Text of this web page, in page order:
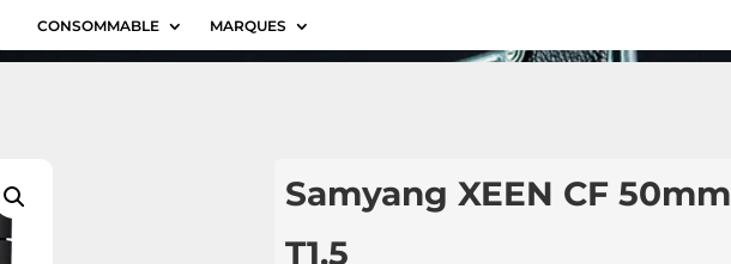
CONSOMMABLE
MARQUES
Samyang XEEN CF 50mm
T1.5